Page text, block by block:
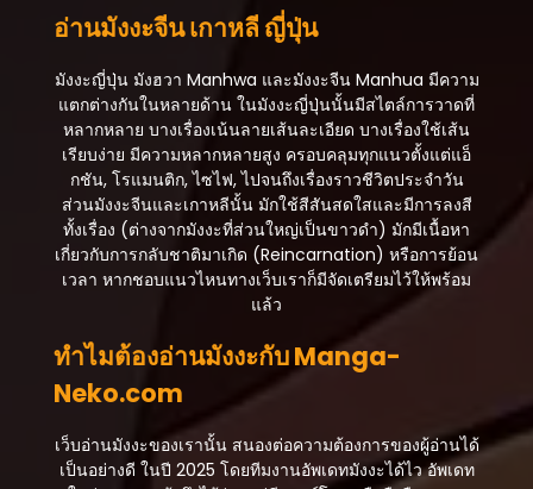
กรกฎาคม 31, 2025
ตอนที่ 76
กรกฎาคม 31, 2025
ตอนที่ 75
กรกฎาคม 31, 2025
ตอนที่ 74
กรกฎาคม 31, 2025
ตอนที่ 72
กรกฎาคม 31, 2025
ตอนที่ 71
กรกฎาคม 31, 2025
อ่านมังงะจีน เกาหลี ญี่ปุ่น
มังงะญี่ปุ่น มังฮวา Manhwa และมังงะจีน Manhua มีความ
แตกต่างกันในหลายด้าน ในมังงะญี่ปุ่นนั้นมีสไตล์การวาดที่
หลากหลาย บางเรื่องเน้นลายเส้นละเอียด บางเรื่องใช้เส้น
เรียบง่าย มีความหลากหลายสูง ครอบคลุมทุกแนวตั้งแต่แอ็
กชัน, โรแมนติก, ไซไฟ, ไปจนถึงเรื่องราวชีวิตประจำวัน
ส่วนมังงะจีนและเกาหลีนั้น มักใช้สีสันสดใสและมีการลงสี
ทั้งเรื่อง (ต่างจากมังงะที่ส่วนใหญ่เป็นขาวดำ) มักมีเนื้อหา
เกี่ยวกับการกลับชาติมาเกิด (Reincarnation) หรือการย้อน
เวลา หากชอบแนวไหนทางเว็บเราก็มีจัดเตรียมไว้ให้พร้อม
แล้ว
ทำไมต้องอ่านมังงะกับ Manga-
Neko.com
เว็บอ่านมังงะของเรานั้น สนองต่อความต้องการของผู้อ่านได้
เป็นอย่างดี ในปี 2025 โดยทีมงานอัพเดทมังงะได้ไว อัพเดท